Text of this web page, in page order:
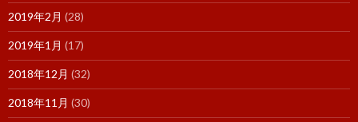
2019年2月 (28)
2019年1月 (17)
2018年12月 (32)
2018年11月 (30)